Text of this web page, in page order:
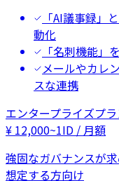
「AI議事録」
動化
「名刺機能」
メールやカレ
スな連携
エンタープライズプ
¥ 12,000~1ID / 月額
強固なガバナンスが
想定する方向け